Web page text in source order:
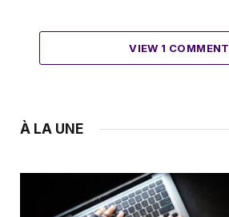
VIEW 1 COMMENT
À LA UNE